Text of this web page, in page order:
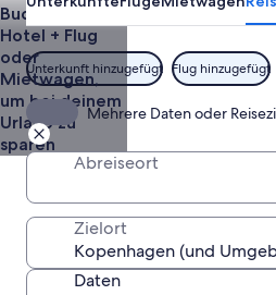
günstig
buchen
Buche ein
Hotel + Flug
oder
Mietwagen,
um bei deinem
Urlaub zu
sparen
Unterkunft hinzugefügt Flug hinzugefügt
Mehrere Daten oder
Abreiseort
Zielort
Daten